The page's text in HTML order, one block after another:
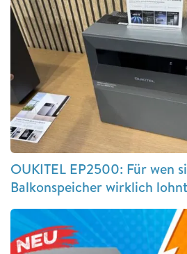
OUKITEL EP2500: Für wen
Balkonspeicher wirklich lohnt